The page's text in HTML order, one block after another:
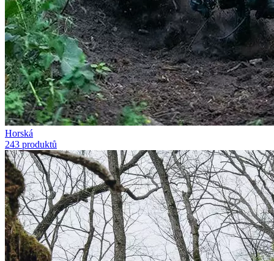
Horská
243 produktů